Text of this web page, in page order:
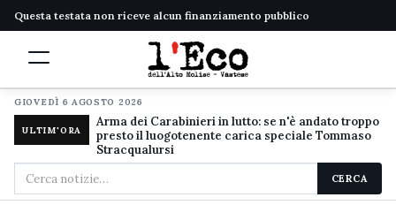
Questa testata non riceve alcun finanziamento pubblico
GIOVEDÌ 6 AGOSTO 2026
ULTIM'ORA
Arma dei Carabinieri in lutto: se n'è andato troppo
presto il luogotenente carica speciale Tommaso
Stracqualursi
Cerca
nel
CERCA